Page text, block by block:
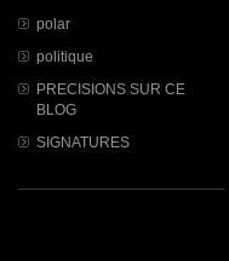
polar
politique
PRECISIONS SUR CE
BLOG
SIGNATURES